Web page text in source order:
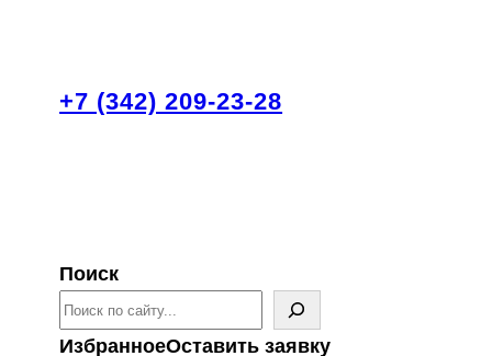
+7 (342) 209-23-28
Поиск
ИзбранноеОставить заявку